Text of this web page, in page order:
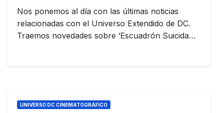
Nos ponemos al día con las últimas noticias
relacionadas con el Universo Extendido de DC.
Traemos novedades sobre ‘Escuadrón Suicida…
UNIVERSO DC CINEMATOGRÁFICO